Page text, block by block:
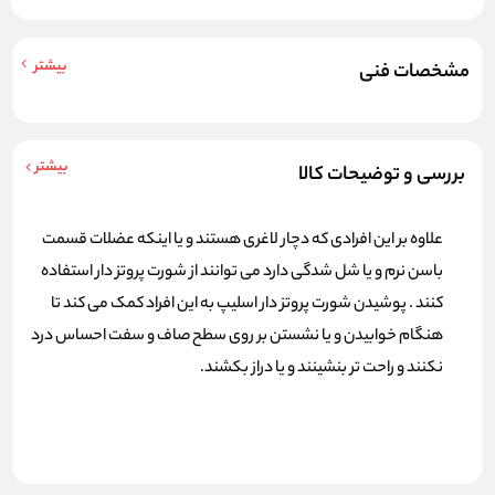
مشخصات فنی بیشتر
بررسی و توضیحات کالا بیشتر
علاوه بر این افرادی که دچار لاغری هستند و یا اینکه عضلات قسمت
باسن نرم و یا شل شدگی دارد می توانند از شورت پروتز دار استفاده
کنند . پوشیدن شورت پروتز دار اسلیپ به این افراد کمک می کند تا
هنگام خوابیدن و یا نشستن بر روی سطح صاف و سفت احساس درد
نکنند و راحت تر بنشینند و یا دراز بکشند.